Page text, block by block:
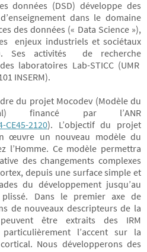
données (DSD) développe des
dans le domaine
des données (« Data Science »),
enjeux industriels et sociétaux
Ses activités de recherche
laboratoires Lab-STICC (UMR
INSERM).
du projet Mocodev (Modèle du
financé par l’ANR
2120). L’objectif du projet
œuvre un nouveau modèle du
l’Homme. Ce modèle permettra
des changements complexes
depuis une surface simple et
du développement jusqu’au
Dans le premier axe de
de nouveaux descripteurs de la
être extraits des IRM
l’accent sur la
Nous développerons des